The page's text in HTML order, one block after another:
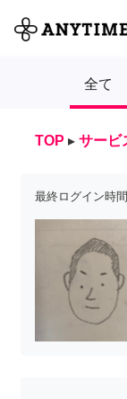
全て
TOP ▸ サービ
最終ログイン時間